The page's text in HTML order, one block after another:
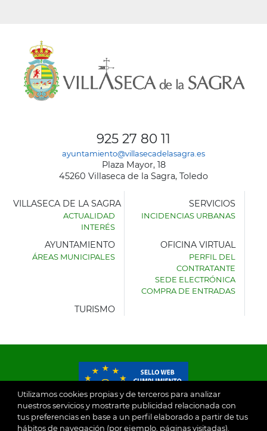
Utilizamos cookies propias y de terceros para analizar
nuestros servicios y mostrarte publicidad relacionada con
tus preferencias en base a un perfil elaborado a partir de tus
hábitos de navegación (por ejemplo, páginas visitadas).
925 27 80 11
ayuntamiento@villasecadelasagra.es
Plaza Mayor, 18
45260 Villaseca de la Sagra, Toledo
AYUNTAMIENTO
VILLASECA DE LA SAGRA
ACTUALIDAD
INTERÉS
SERVICIOS
INCIDENCIAS URBANAS
AYUNTAMIENTO
ÁREAS MUNICIPALES
OFICINA VIRTUAL
PERFIL DEL
CONTRATANTE
SEDE ELECTRÓNICA
COMPRA DE ENTRADAS
TURISMO
© 2026